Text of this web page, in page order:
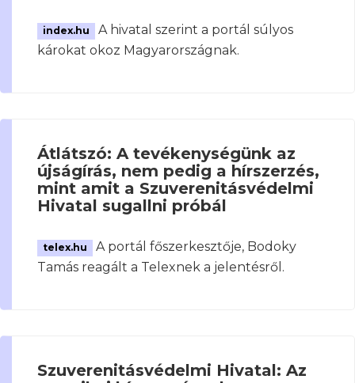
index.hu
A hivatal szerint a portál súlyos
károkat okoz Magyarországnak.
Átlátszó: A tevékenységünk az
újságírás, nem pedig a hírszerzés,
mint amit a Szuverenitásvédelmi
Hivatal sugallni próbál
telex.hu
A portál főszerkesztője, Bodoky
Tamás reagált a Telexnek a jelentésről.
Szuverenitásvédelmi Hivatal: Az